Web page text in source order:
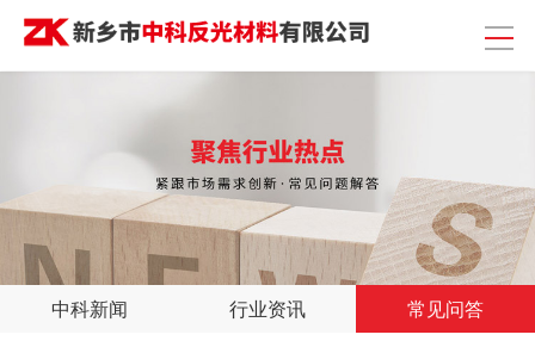
中科新闻 行业资讯 常见问答